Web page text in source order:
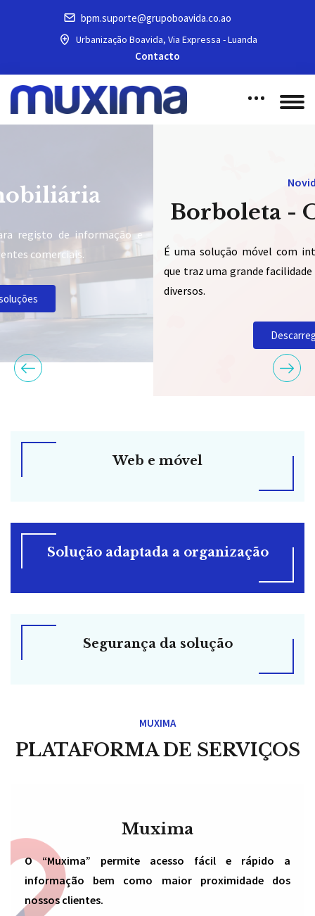
bpm.suporte@grupoboavida.co.ao
Urbanização Boavida, Via Expressa - Luanda
Contacto
e
Borboleta - O ERP
É uma solução móvel com integração ao ERP
que traz uma grande facilidade na gestão de stock de
diversos.
Web e móvel
Solução adaptada a organização
Segurança da solução
MUXIMA
PLATAFORMA DE SERVIÇOS
Muxima
O “Muxima” permite acesso fácil e rápido a
informação bem como maior proximidade dos
nossos clientes.